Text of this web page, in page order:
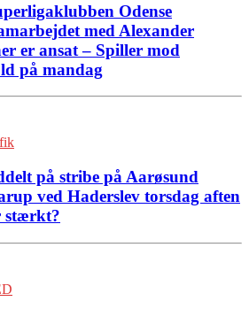
Odense
med Alexander
er ansat – Spiller mod
på mandag
på stribe på Aarøsund
ved Haderslev torsdag aften
stærkt?